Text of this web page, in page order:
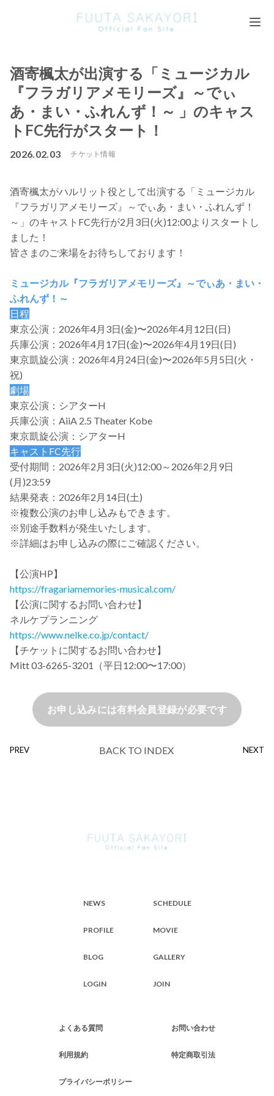
酒寄楓太が出演する「ミュージカル
『フラガリアメモリーズ』～でぃ
あ・まい・ふれんず！～ 」のキャス
トFC先行がスタート！
2026.02.03 チケット情報
酒寄楓太がハルリット役として出演する「ミュージカル
『フラガリアメモリーズ』～でぃあ・まい・ふれんず！
～」のキャストFC先行が2月3日(火)12:00よりスタートし
ました！
皆さまのご来場をお待ちしております！
ミュージカル『フラガリアメモリーズ』～でぃあ・まい・
ふれんず！～
日程
東京公演：2026年4月3日(金)〜2026年4月12日(日)
兵庫公演：2026年4月17日(金)〜2026年4月19日(日)
東京凱旋公演：2026年4月24日(金)〜2026年5月5日(火・
祝)
劇場
東京公演：シアターH
兵庫公演：AiiA 2.5 Theater Kobe
東京凱旋公演：シアターH
キャストFC先行
受付期間：2026年2月3日(火)12:00～2026年2月9日
(月)23:59
結果発表：2026年2月14日(土)
※複数公演のお申し込みもできます。
※別途手数料が発生いたします。
※詳細はお申し込みの際にご確認ください。
【公演HP】
https://fragariamemories-musical.com/
【公演に関するお問い合わせ】
ネルケプランニング
https://www.nelke.co.jp/contact/
【チケットに関するお問い合わせ】
Mitt 03-6265-3201（平⽇12:00〜17:00）
お申し込みには有料会員登録が必要です
PREV BACK TO INDEX NEXT
NEWS SCHEDULE
PROFILE MOVIE
BLOG GALLERY
LOGIN JOIN